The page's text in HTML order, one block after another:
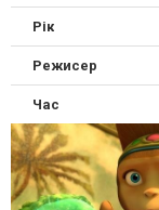
Рік
Режисер
Час